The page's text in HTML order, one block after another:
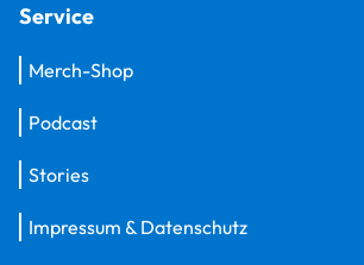
Service
Merch-Shop
Podcast
Stories
Impressum & Datenschutz